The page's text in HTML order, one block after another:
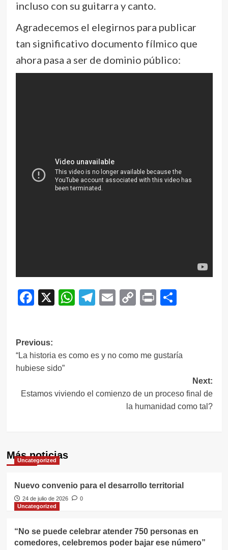
incluso con su guitarra y canto.
Agradecemos el elegirnos para publicar
tan significativo documento fílmico que
ahora pasa a ser de dominio público:
Facebook
X WhatsApp
Telegram
EmailCopy
Print
Navegación
de
Previous:
“La historia es como es y no como me gustaría
hubiese sido”
Next:
Estamos viviendo el comienzo de un proceso final de
la humanidad como tal?
Más noticias
Uncategorized
Nuevo convenio para el desarrollo territorial
24 de julio de 2026
0
Uncategorized
“No se puede celebrar atender 750 personas en
comedores, celebremos poder bajar ese número”